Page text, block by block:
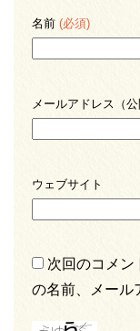
名前 (必須)
メールアドレス（
ウェブサイト
次回のコメン
の名前、メール